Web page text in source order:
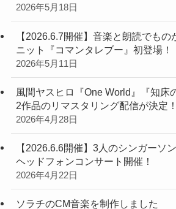
2026年5月18日
【2026.6.7開催】音楽と朗読でもの
ニット『コマンタレブー』初登場！
2026年5月11日
風間ヤスヒロ『One World』『知床
2作品のリマスタリング配信が決定！
2026年4月28日
【2026.6.6開催】3人のシンガーソ
ヘッドフォンコンサート開催！
2026年4月22日
ソラチのCM音楽を制作しました